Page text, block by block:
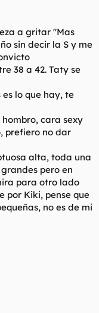
a gritar "Mas
sin decir la S y me
38 a 42. Taty se
es lo que hay, te
hombro, cara sexy
prefiero no dar
alta, toda una
pero en
para otro lado
por Kiki, pense que
no es de mi